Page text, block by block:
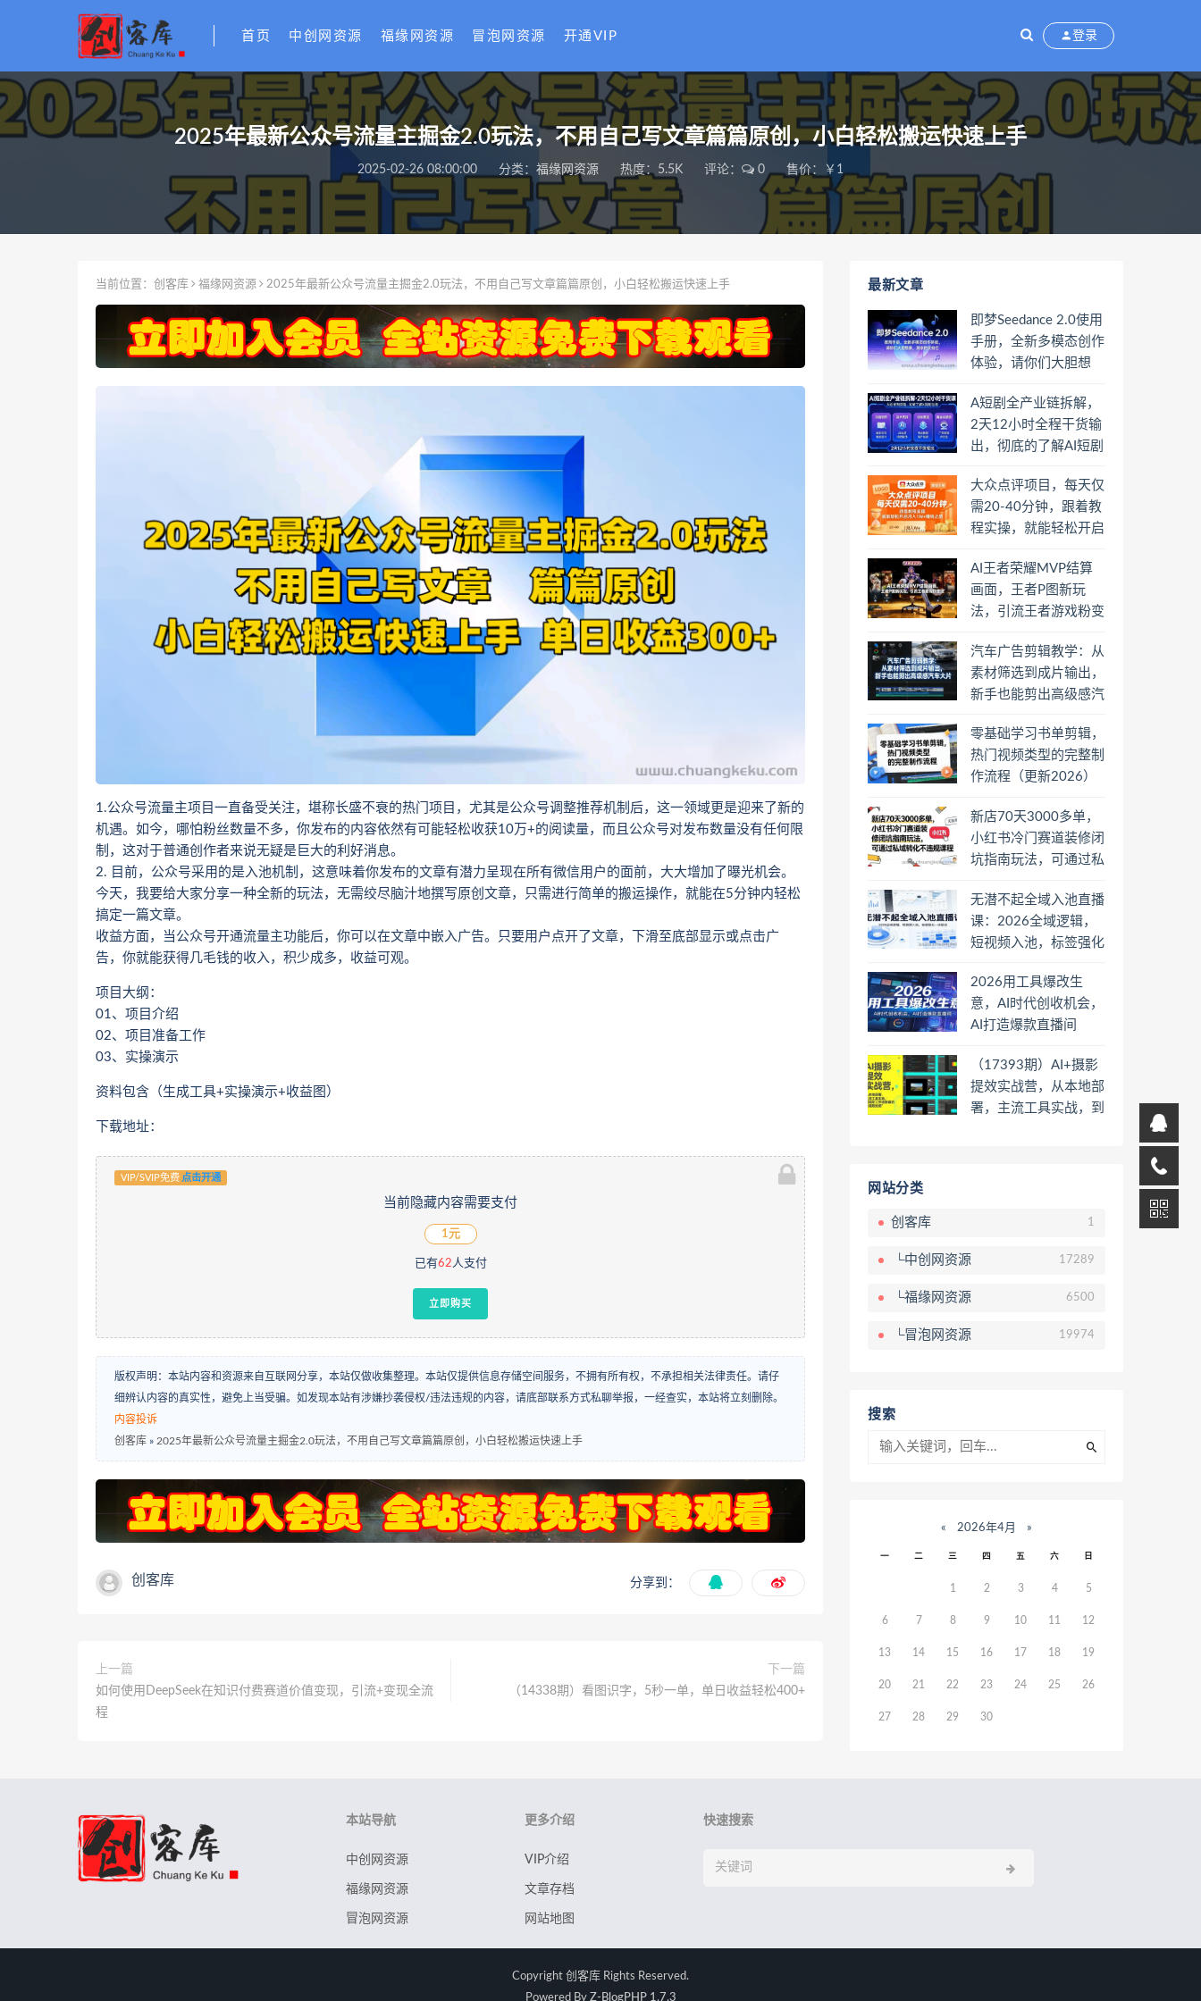
首页 中创网资源 福缘网资源 冒泡网资源 开通VIP 登录
2025年最新公众号流量主掘金2.0玩法，不用自己写文章篇篇原创，小白轻松搬运快速上手
2025-02-26 08:00:00 分类： 福缘网资源 热度：5.5K 评论： 0 售价：￥1
当前位置： 创客库 福缘网资源 2025年最新公众号流量主掘金2.0玩法，不用自己写文章篇篇原创，小白轻松搬运快速上手
1.公众号流量主项目一直备受关注，堪称长盛不衰的热门项目，尤其是公众号调整推荐机制后，这一领域更是迎来了新的
机遇。如今，哪怕粉丝数量不多，你发布的内容依然有可能轻松收获10万+的阅读量，而且公众号对发布数量没有任何限
制，这对于普通创作者来说无疑是巨大的利好消息。
2. 目前，公众号采用的是入池机制，这意味着你发布的文章有潜力呈现在所有微信用户的面前，大大增加了曝光机会。
今天，我要给大家分享一种全新的玩法，无需绞尽脑汁地撰写原创文章，只需进行简单的搬运操作，就能在5分钟内轻松
搞定一篇文章。
收益方面，当公众号开通流量主功能后，你可以在文章中嵌入广告。只要用户点开了文章，下滑至底部显示或点击广
告，你就能获得几毛钱的收入，积少成多，收益可观。
项目大纲：
01、项目介绍
02、项目准备工作
03、实操演示
资料包含（生成工具+实操演示+收益图）
下载地址：
VIP/SVIP免费 点击开通
当前隐藏内容需要支付
1元
已有62人支付
立即购买
版权声明：本站内容和资源来自互联网分享，本站仅做收集整理。本站仅提供信息存储空间服务，不拥有所有权，不承担相关法律责任。请仔
细辨认内容的真实性，避免上当受骗。如发现本站有涉嫌抄袭侵权/违法违规的内容，请底部联系方式私聊举报，一经查实，本站将立刻删除。
内容投诉
创客库 » 2025年最新公众号流量主掘金2.0玩法，不用自己写文章篇篇原创，小白轻松搬运快速上手
创客库 分享到：
上一篇
如何使用DeepSeek在知识付费赛道价值变现，引流+变现全流
程
下一篇
（14338期）看图识字，5秒一单，单日收益轻松400+
最新文章
即梦Seedance 2.0使用
手册，全新多模态创作
体验，请你们大胆想
A短剧全产业链拆解，
2天12小时全程干货输
出，彻底的了解AI短剧
大众点评项目，每天仅
需20-40分钟，跟着教
程实操，就能轻松开启
AI王者荣耀MVP结算
画面，王者P图新玩
法，引流王者游戏粉变
汽车广告剪辑教学：从
素材筛选到成片输出，
新手也能剪出高级感汽
零基础学习书单剪辑，
热门视频类型的完整制
作流程（更新2026）
新店70天3000多单，
小红书冷门赛道装修闭
坑指南玩法，可通过私
无潜不起全域入池直播
课：2026全域逻辑，
短视频入池，标签强化
2026用工具爆改生
意，AI时代创收机会，
AI打造爆款直播间
（17393期）AI+摄影
提效实战营，从本地部
署，主流工具实战，到
网站分类
创客库 1
└中创网资源 17289
└福缘网资源 6500
└冒泡网资源 19974
搜索
« 2026年4月 »
一 二 三 四 五 六 日
1 2 3 4 5
6 7 8 9 10 11 12
13 14 15 16 17 18 19
20 21 22 23 24 25 26
27 28 29 30
本站导航
中创网资源
福缘网资源
冒泡网资源
更多介绍
VIP介绍
文章存档
网站地图
快速搜索
Copyright 创客库 Rights Reserved.
Powered By Z-BlogPHP 1.7.3